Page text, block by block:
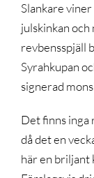
Slankare
julskinkan
revbensspjäll
Syrahkupan
signerad
Det finns inga
då det en
här en briljant